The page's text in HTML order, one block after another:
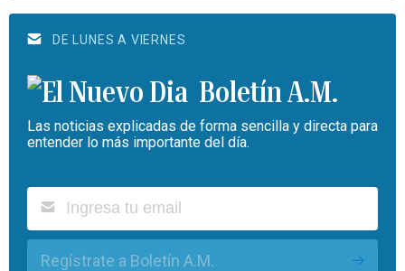
DE LUNES A VIERNES
Boletín A.M.
Las noticias explicadas de forma sencilla y directa para
entender lo más importante del día.
Regístrate a Boletín A.M.